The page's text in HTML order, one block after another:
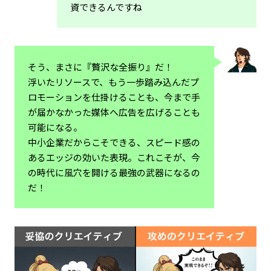
資できるんですね
そう、まさに『贅沢な全振り』だ！
浮いたリソースで、もう一歩踏み込んだプ
ロモーションを仕掛けることも、今まで手
が届かなかった媒体へ広告を広げることも
可能になる。
中小企業だからこそできる、スピード感の
あるエッジの効いた表現。これこそが、今
の時代に風穴を開ける最強の武器になるの
だ！